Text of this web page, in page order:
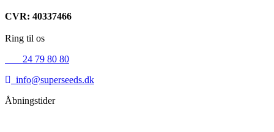
CVR: 40337466
Ring til os
24 79 80 80
info@superseeds.dk
Åbningstider